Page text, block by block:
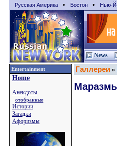
Русская Америка • Бостон • Нью-
News
Entertainment
Home
Анекдоты
отобранные
Истории
Загадки
Афоризмы
Галлереи »